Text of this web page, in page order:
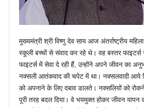
मुख्यमंत्री श्री विष्णु देव साय आज अंतर्राष्ट्रीय
स्कूली बच्चों से संवाद कर रहे थे। वह बस्तर
फाइटर्स में सेवा दे रही हैं, उन्होंने अपने जीवन का
नक्सली आतंकवाद की चपेट में था। नक्सलवादी आये
को अपनाने के लिए दबाव डालते। नक्सलियों को
पूरी तरह बदल दिया। वे भयमुक्त होकर जीवन